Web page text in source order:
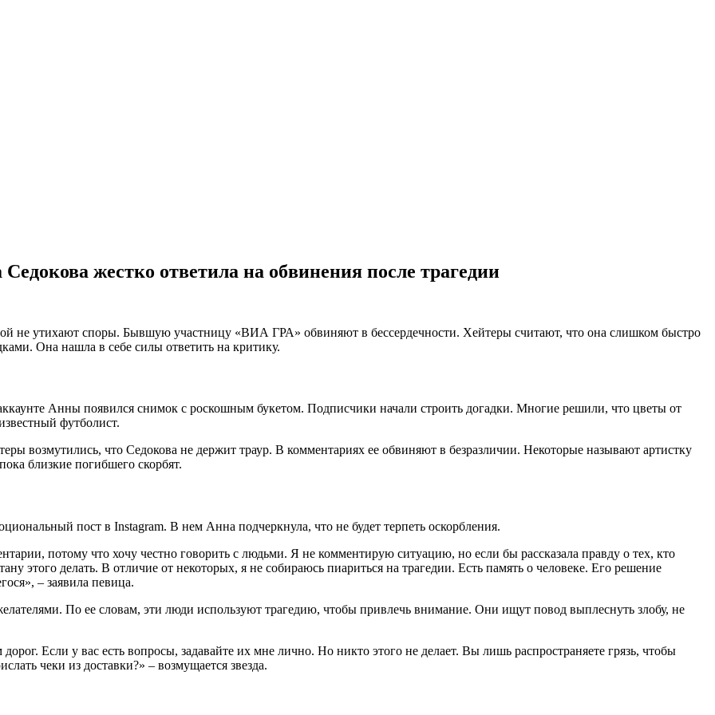
жестко ответила на обвинения после трагедии
не утихают споры. Бывшую участницу «ВИА ГРА» обвиняют в бессердечности. Хейтеры считают, что она слишком быстро
Она нашла в себе силы ответить на критику.
Анны появился снимок с роскошным букетом. Подписчики начали строить догадки. Многие решили, что цветы от
футболист.
возмутились, что Седокова не держит траур. В комментариях ее обвиняют в безразличии. Некоторые называют артистку
близкие погибшего скорбят.
пост в Instagram. В нем Анна подчеркнула, что не будет терпеть оскорбления.
потому что хочу честно говорить с людьми. Я не комментирую ситуацию, но если бы рассказала правду о тех, кто
этого делать. В отличие от некоторых, я не собираюсь пиариться на трагедии. Есть память о человеке. Его решение
– заявила певица.
По ее словам, эти люди используют трагедию, чтобы привлечь внимание. Они ищут повод выплеснуть злобу, не
Если у вас есть вопросы, задавайте их мне лично. Но никто этого не делает. Вы лишь распространяете грязь, чтобы
чеки из доставки?» – возмущается звезда.